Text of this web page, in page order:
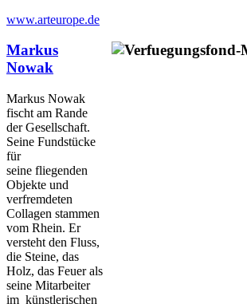
www.arteurope.de
Markus
Nowak
Markus Nowak
fischt am Rande
der Gesellschaft.
Seine Fundstücke
für
seine fliegenden
Objekte und
verfremdeten
Collagen stammen
vom Rhein. Er
versteht den Fluss,
die Steine, das
Holz, das Feuer als
seine Mitarbeiter
im künstlerischen